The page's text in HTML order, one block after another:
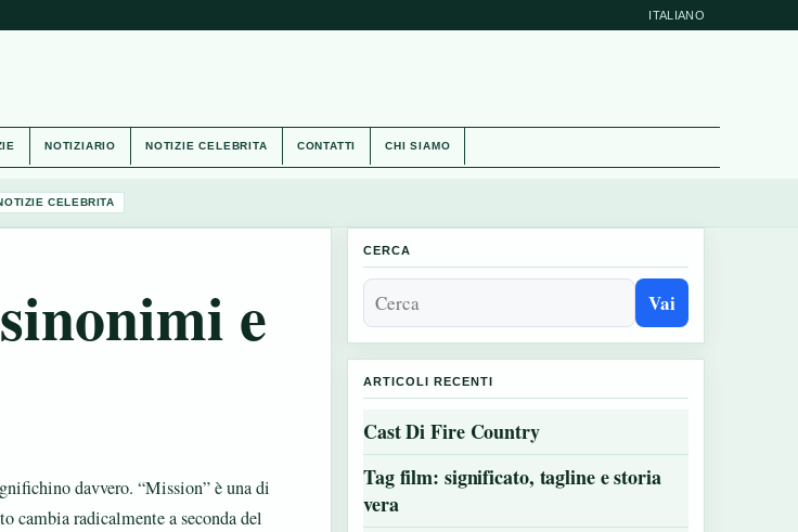
ITALIANO
NOTIZIARIO NOTIZIE CELEBRITA CONTATTI CHI SIAMO
CELEBRITA
e
davvero. “Mission” è una di
cambia radicalmente a seconda del
CERCA
Vai
ARTICOLI RECENTI
Cast Di Fire Country
Tag film: significato, tagline e storia
vera